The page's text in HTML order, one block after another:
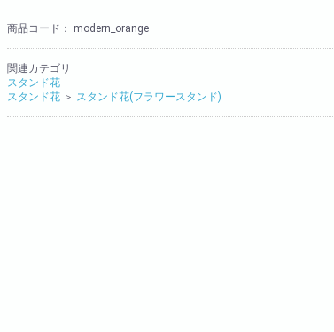
商品コード： modern_orange
関連カテゴリ
スタンド花
スタンド花 ＞ スタンド花(フラワースタンド)